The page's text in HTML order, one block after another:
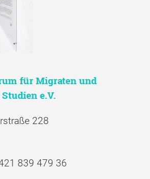
für Migraten und
e.V.
228
839 479 36